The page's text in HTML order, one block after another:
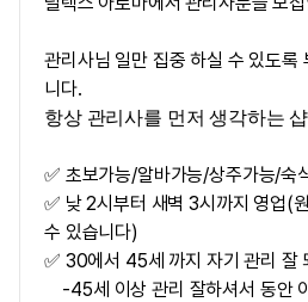
관리사님 일만 집중 하실 수 있도록
니다.
항상 관리사를 먼저 생각하는
✅ 초보가능/알바가능/상주가능/숙
✅ 낮 2시부터 새벽 3시까지 영업(
수 있습니다)
✅ 30에서 45세 까지 자기 관리 잘
-45세 이상 관리 잘하셔서 동안